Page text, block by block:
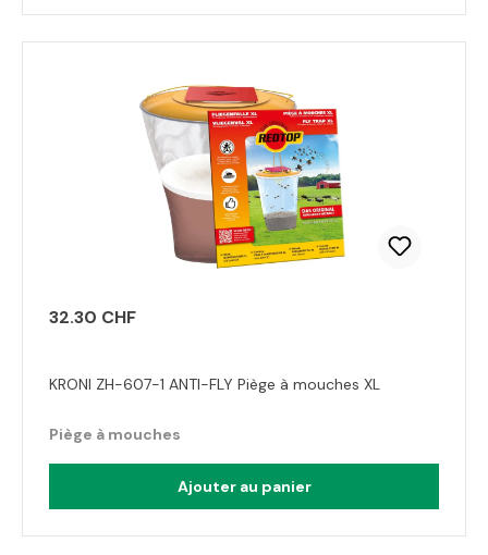
32.30 CHF
KRONI ZH-607-1 ANTI-FLY Piège à mouches XL
Piège à mouches
Ajouter au panier